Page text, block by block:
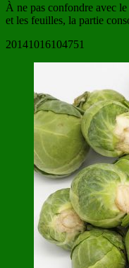
À ne pas confondre avec
et les feuilles, la partie
20141016104751